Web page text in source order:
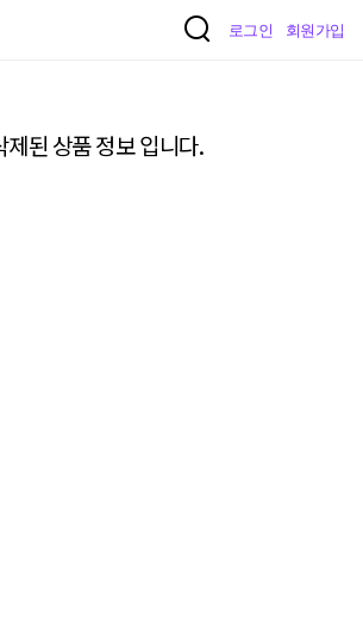
로그인 회원가입
제된 상품 정보 입니다.